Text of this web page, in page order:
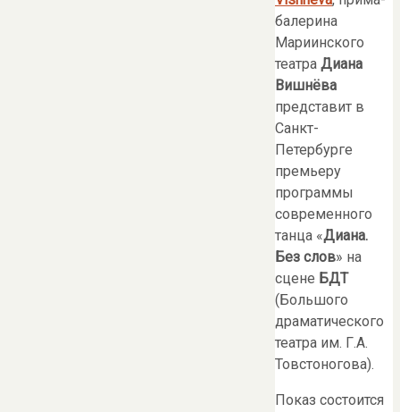
балерина
Мариинского
театра Диана
Вишнёва
представит в
Санкт-
Петербурге
премьеру
программы
современного
танца «Диана.
Без слов» на
сцене БДТ
(Большого
драматического
театра им. Г.А.
Товстоногова).
Показ состоится